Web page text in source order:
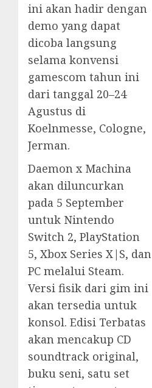
ini akan hadir dengan
demo yang dapat
dicoba langsung
selama konvensi
gamescom tahun ini
dari tanggal 20–24
Agustus di
Koelnmesse, Cologne,
Jerman.
Daemon x Machina
akan diluncurkan
pada 5 September
untuk Nintendo
Switch 2, PlayStation
5, Xbox Series X|S, dan
PC melalui Steam.
Versi fisik dari gim ini
akan tersedia untuk
konsol. Edisi Terbatas
akan mencakup CD
soundtrack original,
buku seni, satu set